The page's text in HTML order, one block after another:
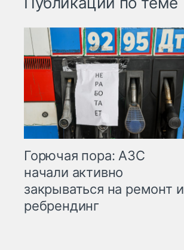
Горючая пора: АЗС
начали активно
закрываться на ремонт и
ребрендинг